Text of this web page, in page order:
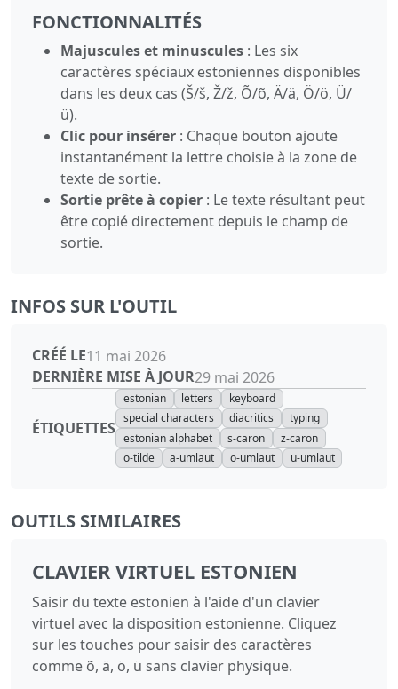
FONCTIONNALITÉS
Majuscules et minuscules : Les six
caractères spéciaux estoniennes disponibles
dans les deux cas (Š/š, Ž/ž, Õ/õ, Ä/ä, Ö/ö, Ü/
ü).
Clic pour insérer : Chaque bouton ajoute
instantanément la lettre choisie à la zone de
texte de sortie.
Sortie prête à copier : Le texte résultant peut
être copié directement depuis le champ de
sortie.
INFOS SUR L'OUTIL
CRÉÉ LE11 mai 2026
DERNIÈRE MISE À JOUR29 mai 2026
ÉTIQUETTES
estonian letters
keyboard
special characters
diacritics
typing
estonian alphabet
s-caron
z-caron
o-tilde
a-umlaut o-umlaut u-umlaut
OUTILS SIMILAIRES
CLAVIER VIRTUEL ESTONIEN
Saisir du texte estonien à l'aide d'un clavier
virtuel avec la disposition estonienne. Cliquez
sur les touches pour saisir des caractères
comme õ, ä, ö, ü sans clavier physique.